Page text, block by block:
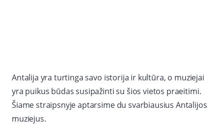
Antalija yra turtinga savo istorija ir kultūra, o muziejai
yra puikus būdas susipažinti su šios vietos praeitimi.
Šiame straipsnyje aptarsime du svarbiausius Antalijos
muziejus.